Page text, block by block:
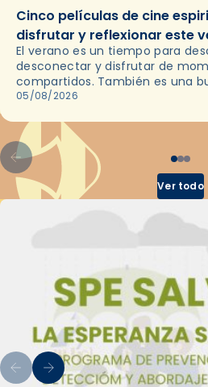
Cinco películas de cine
disfrutar y reflexionar este
El verano es un tiempo para
desconectar y disfrutar de
compartidos. También es una
ocasión para dejarse llevar por
sobre…
05/08/2026
Ver todo